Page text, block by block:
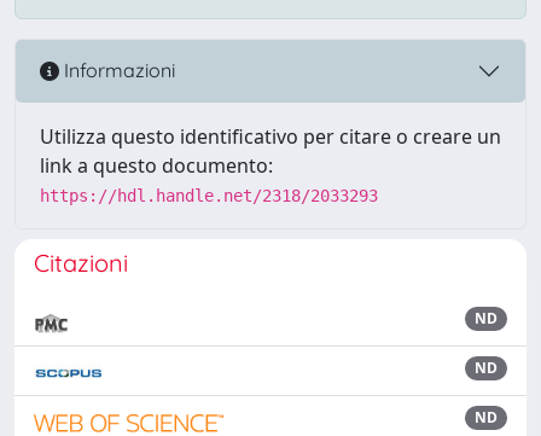
Informazioni
Utilizza questo identificativo per citare o creare un
link a questo documento:
https://hdl.handle.net/2318/2033293
Citazioni
ND
ND
ND